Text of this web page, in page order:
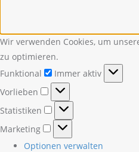
Wir verwenden Cookies, um
zu optimieren.
Funktional
Funktional
Immer aktiv
Vorlieben
Vorlieben
Statistiken
Statistiken
Marketing
Marketing
Optionen verwalten